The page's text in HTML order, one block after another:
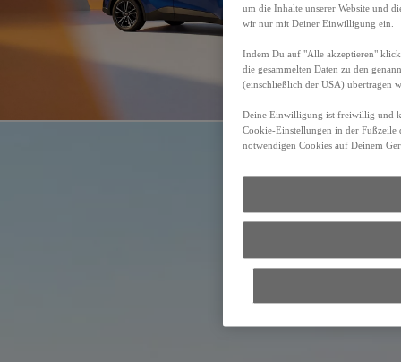
um die Inhalte unserer Website und
wir nur mit Deiner Einwilligung ein.
Indem Du auf "Alle akzeptieren"
die gesammelten Daten zu den
(einschließlich der USA) übertragen
Deine Einwilligung ist freiwillig und
Cookie-Einstellungen in der Fußzeile
notwendigen Cookies auf Deinem